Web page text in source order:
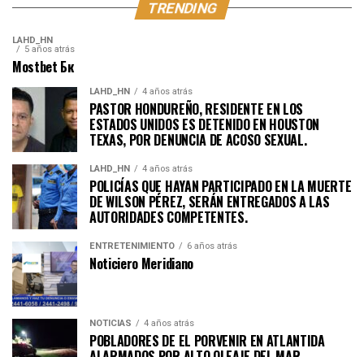
TRENDING
LAHD_HN
5 años atrás
Mostbet Бк
LAHD_HN 4 años atrás
PASTOR HONDUREÑO, RESIDENTE EN LOS
ESTADOS UNIDOS ES DETENIDO EN HOUSTON
TEXAS, POR DENUNCIA DE ACOSO SEXUAL.
LAHD_HN 4 años atrás
POLICÍAS QUE HAYAN PARTICIPADO EN LA MUERTE
DE WILSON PÉREZ, SERÁN ENTREGADOS A LAS
AUTORIDADES COMPETENTES.
ENTRETENIMIENTO 6 años atrás
Noticiero Meridiano
NOTICIAS 4 años atrás
POBLADORES DE EL PORVENIR EN ATLANTIDA